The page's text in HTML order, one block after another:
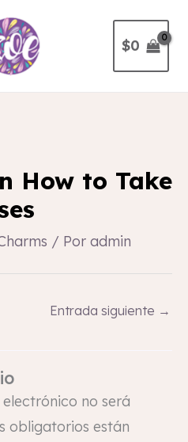
$0
How to Take
/ Por admin
Entrada siguiente →
no será
obligatorios están